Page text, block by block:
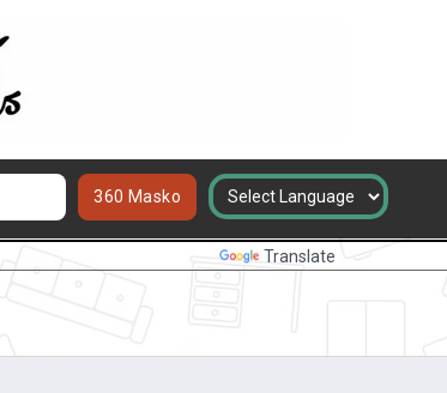
Translate
360 Masko